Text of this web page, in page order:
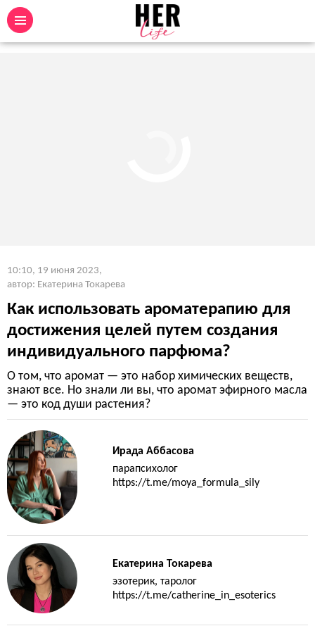
10:10, 19 июня 2023,
автор: Екатерина Токарева
Как использовать ароматерапию для
достижения целей путем создания
индивидуального парфюма?
О том, что аромат — это набор химических веществ,
знают все. Но знали ли вы, что аромат эфирного масла
— это код души растения?
Ирада Аббасова
парапсихолог
https://t.me/moya_formula_sily
Екатерина Токарева
эзотерик, таролог
https://t.me/catherine_in_esoterics